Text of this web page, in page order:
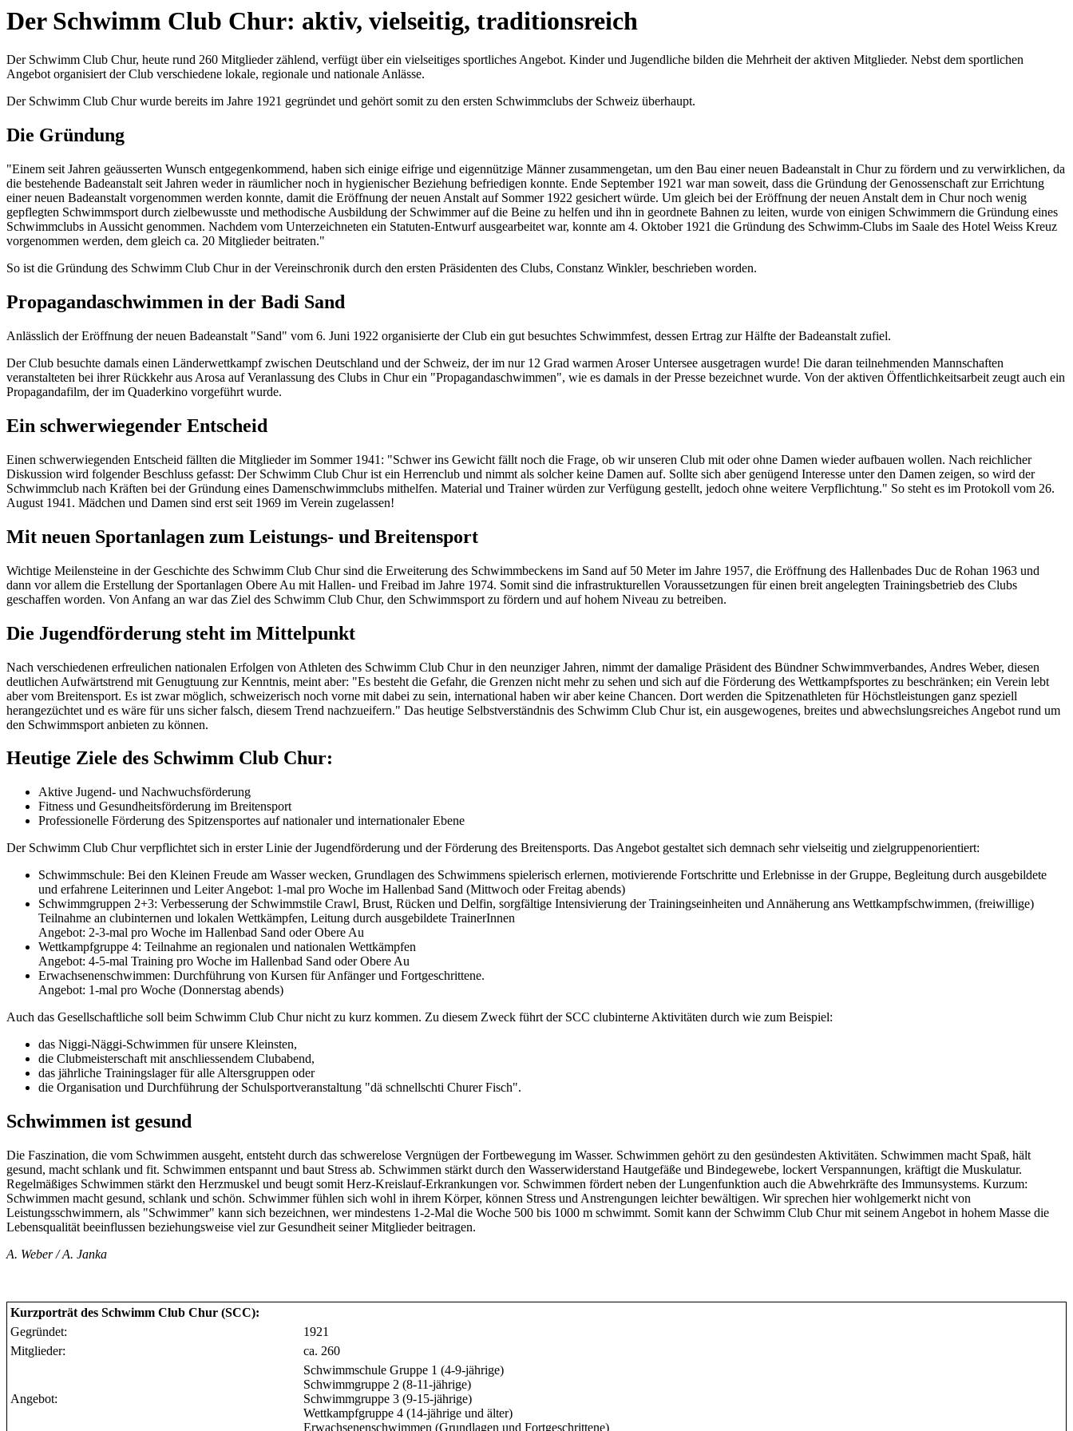
Der Schwimm Club Chur: aktiv, vielseitig, traditionsreich
Der Schwimm Club Chur, heute rund 260 Mitglieder zählend, verfügt über ein vielseitiges sportliches Angebot. Kinder und Jugendliche bilden die Mehrheit der aktiven Mitglieder. Nebst dem sportlichen
Angebot organisiert der Club verschiedene lokale, regionale und nationale Anlässe.
Der Schwimm Club Chur wurde bereits im Jahre 1921 gegründet und gehört somit zu den ersten Schwimmclubs der Schweiz überhaupt.
Die Gründung
"Einem seit Jahren geäusserten Wunsch entgegenkommend, haben sich einige eifrige und eigennützige Männer zusammengetan, um den Bau einer neuen Badeanstalt in Chur zu fördern und zu verwirklichen, da
die bestehende Badeanstalt seit Jahren weder in räumlicher noch in hygienischer Beziehung befriedigen konnte. Ende September 1921 war man soweit, dass die Gründung der Genossenschaft zur Errichtung
einer neuen Badeanstalt vorgenommen werden konnte, damit die Eröffnung der neuen Anstalt auf Sommer 1922 gesichert würde. Um gleich bei der Eröffnung der neuen Anstalt dem in Chur noch wenig
gepflegten Schwimmsport durch zielbewusste und methodische Ausbildung der Schwimmer auf die Beine zu helfen und ihn in geordnete Bahnen zu leiten, wurde von einigen Schwimmern die Gründung eines
Schwimmclubs in Aussicht genommen. Nachdem vom Unterzeichneten ein Statuten-Entwurf ausgearbeitet war, konnte am 4. Oktober 1921 die Gründung des Schwimm-Clubs im Saale des Hotel Weiss Kreuz
vorgenommen werden, dem gleich ca. 20 Mitglieder beitraten."
So ist die Gründung des Schwimm Club Chur in der Vereinschronik durch den ersten Präsidenten des Clubs, Constanz Winkler, beschrieben worden.
Propagandaschwimmen in der Badi Sand
Anlässlich der Eröffnung der neuen Badeanstalt "Sand" vom 6. Juni 1922 organisierte der Club ein gut besuchtes Schwimmfest, dessen Ertrag zur Hälfte der Badeanstalt zufiel.
Der Club besuchte damals einen Länderwettkampf zwischen Deutschland und der Schweiz, der im nur 12 Grad warmen Aroser Untersee ausgetragen wurde! Die daran teilnehmenden Mannschaften
veranstalteten bei ihrer Rückkehr aus Arosa auf Veranlassung des Clubs in Chur ein "Propagandaschwimmen", wie es damals in der Presse bezeichnet wurde. Von der aktiven Öffentlichkeitsarbeit zeugt auch ein
Propagandafilm, der im Quaderkino vorgeführt wurde.
Ein schwerwiegender Entscheid
Einen schwerwiegenden Entscheid fällten die Mitglieder im Sommer 1941: "Schwer ins Gewicht fällt noch die Frage, ob wir unseren Club mit oder ohne Damen wieder aufbauen wollen. Nach reichlicher
Diskussion wird folgender Beschluss gefasst: Der Schwimm Club Chur ist ein Herrenclub und nimmt als solcher keine Damen auf. Sollte sich aber genügend Interesse unter den Damen zeigen, so wird der
Schwimmclub nach Kräften bei der Gründung eines Damenschwimmclubs mithelfen. Material und Trainer würden zur Verfügung gestellt, jedoch ohne weitere Verpflichtung." So steht es im Protokoll vom 26.
August 1941. Mädchen und Damen sind erst seit 1969 im Verein zugelassen!
Mit neuen Sportanlagen zum Leistungs- und Breitensport
Wichtige Meilensteine in der Geschichte des Schwimm Club Chur sind die Erweiterung des Schwimmbeckens im Sand auf 50 Meter im Jahre 1957, die Eröffnung des Hallenbades Duc de Rohan 1963 und
dann vor allem die Erstellung der Sportanlagen Obere Au mit Hallen- und Freibad im Jahre 1974. Somit sind die infrastrukturellen Voraussetzungen für einen breit angelegten Trainingsbetrieb des Clubs
geschaffen worden. Von Anfang an war das Ziel des Schwimm Club Chur, den Schwimmsport zu fördern und auf hohem Niveau zu betreiben.
Die Jugendförderung steht im Mittelpunkt
Nach verschiedenen erfreulichen nationalen Erfolgen von Athleten des Schwimm Club Chur in den neunziger Jahren, nimmt der damalige Präsident des Bündner Schwimmverbandes, Andres Weber, diesen
deutlichen Aufwärtstrend mit Genugtuung zur Kenntnis, meint aber: "Es besteht die Gefahr, die Grenzen nicht mehr zu sehen und sich auf die Förderung des Wettkampfsportes zu beschränken; ein Verein lebt
aber vom Breitensport. Es ist zwar möglich, schweizerisch noch vorne mit dabei zu sein, international haben wir aber keine Chancen. Dort werden die Spitzenathleten für Höchstleistungen ganz speziell
herangezüchtet und es wäre für uns sicher falsch, diesem Trend nachzueifern." Das heutige Selbstverständnis des Schwimm Club Chur ist, ein ausgewogenes, breites und abwechslungsreiches Angebot rund um
den Schwimmsport anbieten zu können.
Heutige Ziele des Schwimm Club Chur:
Aktive Jugend- und Nachwuchsförderung
Fitness und Gesundheitsförderung im Breitensport
Professionelle Förderung des Spitzensportes auf nationaler und internationaler Ebene
Der Schwimm Club Chur verpflichtet sich in erster Linie der Jugendförderung und der Förderung des Breitensports. Das Angebot gestaltet sich demnach sehr vielseitig und zielgruppenorientiert:
Schwimmschule: Bei den Kleinen Freude am Wasser wecken, Grundlagen des Schwimmens spielerisch erlernen, motivierende Fortschritte und Erlebnisse in der Gruppe, Begleitung durch ausgebildete
und erfahrene Leiterinnen und Leiter Angebot: 1-mal pro Woche im Hallenbad Sand (Mittwoch oder Freitag abends)
Schwimmgruppen 2+3: Verbesserung der Schwimmstile Crawl, Brust, Rücken und Delfin, sorgfältige Intensivierung der Trainingseinheiten und Annäherung ans Wettkampfschwimmen, (freiwillige)
Teilnahme an clubinternen und lokalen Wettkämpfen, Leitung durch ausgebildete TrainerInnen
Angebot: 2-3-mal pro Woche im Hallenbad Sand oder Obere Au
Wettkampfgruppe 4: Teilnahme an regionalen und nationalen Wettkämpfen
Angebot: 4-5-mal Training pro Woche im Hallenbad Sand oder Obere Au
Erwachsenenschwimmen: Durchführung von Kursen für Anfänger und Fortgeschrittene.
Angebot: 1-mal pro Woche (Donnerstag abends)
Auch das Gesellschaftliche soll beim Schwimm Club Chur nicht zu kurz kommen. Zu diesem Zweck führt der SCC clubinterne Aktivitäten durch wie zum Beispiel:
das Niggi-Näggi-Schwimmen für unsere Kleinsten,
die Clubmeisterschaft mit anschliessendem Clubabend,
das jährliche Trainingslager für alle Altersgruppen oder
die Organisation und Durchführung der Schulsportveranstaltung "dä schnellschti Churer Fisch".
Schwimmen ist gesund
Die Faszination, die vom Schwimmen ausgeht, entsteht durch das schwerelose Vergnügen der Fortbewegung im Wasser. Schwimmen gehört zu den gesündesten Aktivitäten. Schwimmen macht Spaß, hält
gesund, macht schlank und fit. Schwimmen entspannt und baut Stress ab. Schwimmen stärkt durch den Wasserwiderstand Hautgefäße und Bindegewebe, lockert Verspannungen, kräftigt die Muskulatur.
Regelmäßiges Schwimmen stärkt den Herzmuskel und beugt somit Herz-Kreislauf-Erkrankungen vor. Schwimmen fördert neben der Lungenfunktion auch die Abwehrkräfte des Immunsystems. Kurzum:
Schwimmen macht gesund, schlank und schön. Schwimmer fühlen sich wohl in ihrem Körper, können Stress und Anstrengungen leichter bewältigen. Wir sprechen hier wohlgemerkt nicht von
Leistungsschwimmern, als "Schwimmer" kann sich bezeichnen, wer mindestens 1-2-Mal die Woche 500 bis 1000 m schwimmt. Somit kann der Schwimm Club Chur mit seinem Angebot in hohem Masse die
Lebensqualität beeinflussen beziehungsweise viel zur Gesundheit seiner Mitglieder beitragen.
A. Weber / A. Janka
Kurzporträt des Schwimm Club Chur (SCC):
Gegründet:
1921
Mitglieder:
ca. 260
Angebot:
Schwimmschule Gruppe 1 (4-9-jährige)
Schwimmgruppe 2 (8-11-jährige)
Schwimmgruppe 3 (9-15-jährige)
Wettkampfgruppe 4 (14-jährige und älter)
Erwachsenenschwimmen (Grundlagen und Fortgeschrittene)